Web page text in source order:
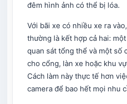
đêm hình ảnh có thể bị lóa.
Với bãi xe có nhiều xe ra
thường là kết hợp cả hai:
quan sát tổng thể và một số
cho cổng, làn xe hoặc khu
Cách làm này thực tế hơn
camera để bao hết mọi nhu